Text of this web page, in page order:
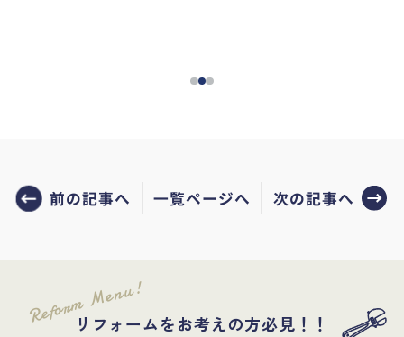
前の記事へ 一覧ページへ 次の記事へ
Reform Menu!
リフォームをお考えの方必見！！